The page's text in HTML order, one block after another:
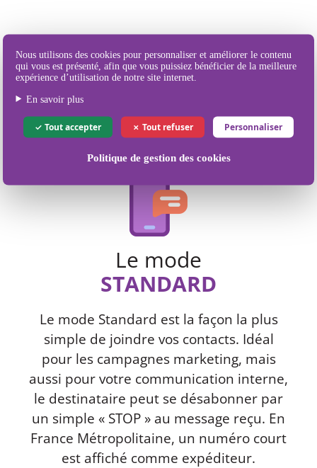
Nous utilisons des cookies pour personnaliser et améliorer le contenu
qui vous est présenté, afin que vous puissiez bénéficier de la meilleure
expérience d’utilisation de notre site internet.
En savoir plus
Tout accepter Tout refuser Personnaliser
Politique de gestion des cookies
modes d'envoi de SMS
Le mode
STANDARD
Le mode Standard est la façon la plus
simple de joindre vos contacts. Idéal
pour les campagnes marketing, mais
aussi pour votre communication interne,
le destinataire peut se désabonner par
un simple « STOP » au message reçu. En
France Métropolitaine, un numéro court
est affiché comme expéditeur.